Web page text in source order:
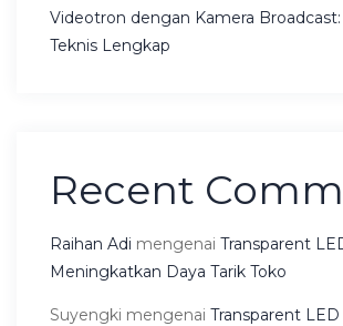
Videotron dengan Kamera
Teknis Lengkap
Recent
Raihan Adi mengenai Transparent
Meningkatkan Daya Tarik Toko
Suyengki mengenai Transparent